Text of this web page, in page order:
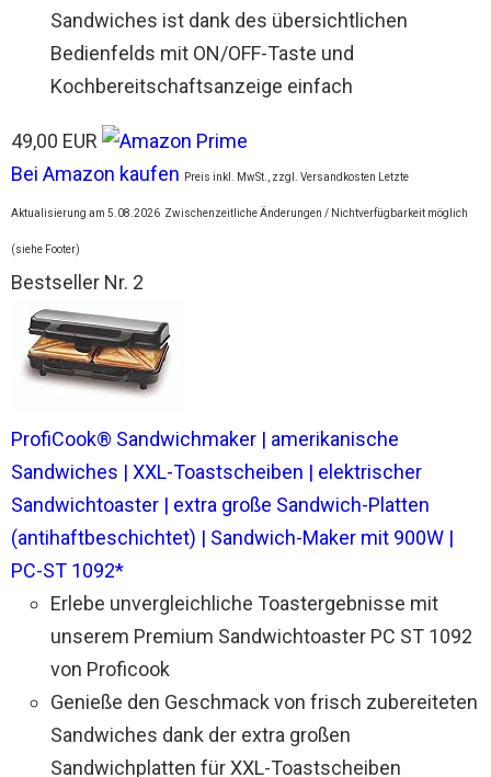
Sandwiches ist dank des übersichtlichen
Bedienfelds mit ON/OFF-Taste und
Kochbereitschaftsanzeige einfach
49,00 EUR
Bei Amazon kaufen
Preis inkl. MwSt., zzgl. Versandkosten Letzte
Aktualisierung am 5.08.2026 Zwischenzeitliche Änderungen / Nichtverfügbarkeit möglich
(siehe Footer)
Bestseller Nr. 2
ProfiCook® Sandwichmaker | amerikanische
Sandwiches | XXL-Toastscheiben | elektrischer
Sandwichtoaster | extra große Sandwich-Platten
(antihaftbeschichtet) | Sandwich-Maker mit 900W |
PC-ST 1092*
Erlebe unvergleichliche Toastergebnisse mit
unserem Premium Sandwichtoaster PC ST 1092
von Proficook
Genieße den Geschmack von frisch zubereiteten
Sandwiches dank der extra großen
Sandwichplatten für XXL-Toastscheiben